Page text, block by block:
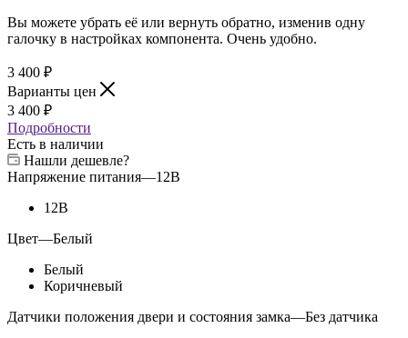
Вы можете убрать её или вернуть обратно, изменив одну
галочку в настройках компонента. Очень удобно.
3 400 ₽
Варианты цен
3 400 ₽
Подробности
Есть в наличии
Нашли дешевле?
Напряжение питания—12В
12В
Цвет—Белый
Белый
Коричневый
Датчики положения двери и состояния замка—Без датчика